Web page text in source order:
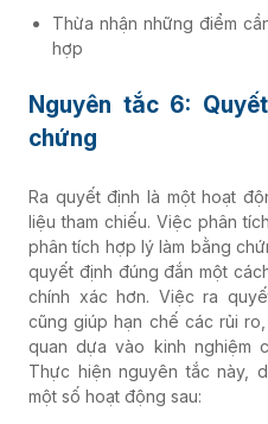
Thừa nhận những điểm
hợp
Nguyên tắc 6:
chứng
Ra quyết định là một hoạt
liệu tham chiếu. Việc phân
phân tích hợp lý làm bằng
quyết định đúng đắn một
chính xác hơn. Việc ra
cũng giúp hạn chế các rủi
quan dựa vào kinh nghiệm
Thực hiện nguyên tắc này,
một số hoạt động sau: